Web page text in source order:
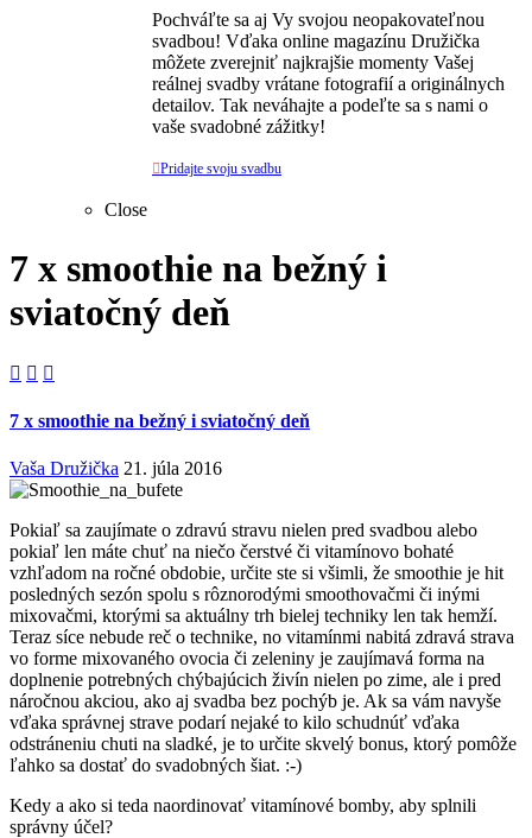
Pochváľte sa aj Vy svojou neopakovateľnou
svadbou! Vďaka online magazínu Družička
môžete zverejniť najkrajšie momenty Vašej
reálnej svadby vrátane fotografií a originálnych
detailov. Tak neváhajte a podeľte sa s nami o
vaše svadobné zážitky!
Pridajte svoju svadbu
Close
7 x smoothie na bežný i
sviatočný deň
  
7 x smoothie na bežný i sviatočný deň
Vaša Družička 21. júla 2016
Pokiaľ sa zaujímate o zdravú stravu nielen pred svadbou alebo
pokiaľ len máte chuť na niečo čerstvé či vitamínovo bohaté
vzhľadom na ročné obdobie, určite ste si všimli, že smoothie je hit
posledných sezón spolu s rôznorodými smoothovačmi či inými
mixovačmi, ktorými sa aktuálny trh bielej techniky len tak hemží.
Teraz síce nebude reč o technike, no vitamínmi nabitá zdravá strava
vo forme mixovaného ovocia či zeleniny je zaujímavá forma na
doplnenie potrebných chýbajúcich živín nielen po zime, ale i pred
náročnou akciou, ako aj svadba bez pochýb je. Ak sa vám navyše
vďaka správnej strave podarí nejaké to kilo schudnúť vďaka
odstráneniu chuti na sladké, je to určite skvelý bonus, ktorý pomôže
ľahko sa dostať do svadobných šiat. :-)
Kedy a ako si teda naordinovať vitamínové bomby, aby splnili
správny účel?